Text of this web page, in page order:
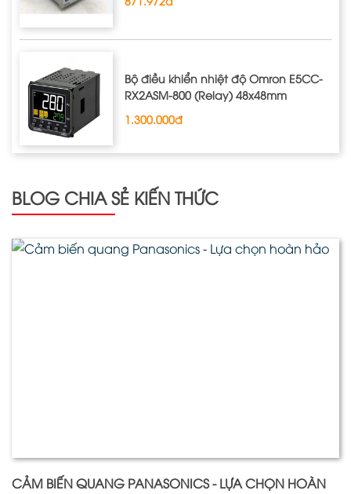
Bộ điều khiển nhiệt độ Omron E5CC-
RX2ASM-800 (Relay) 48x48mm
1.300.000đ
BLOG CHIA SẺ KIẾN THỨC
CẢM BIẾN QUANG PANASONICS - LỰA CHỌN HOÀN